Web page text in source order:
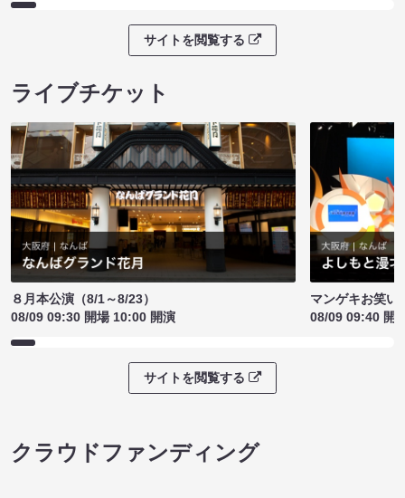
サイトを閲覧する
ライブチケット
８月本公演（8/1～8/23）
08/09 09:30 開場 10:00 開演
マンゲキお笑い
08/09 09:40 開
サイトを閲覧する
クラウドファンディング